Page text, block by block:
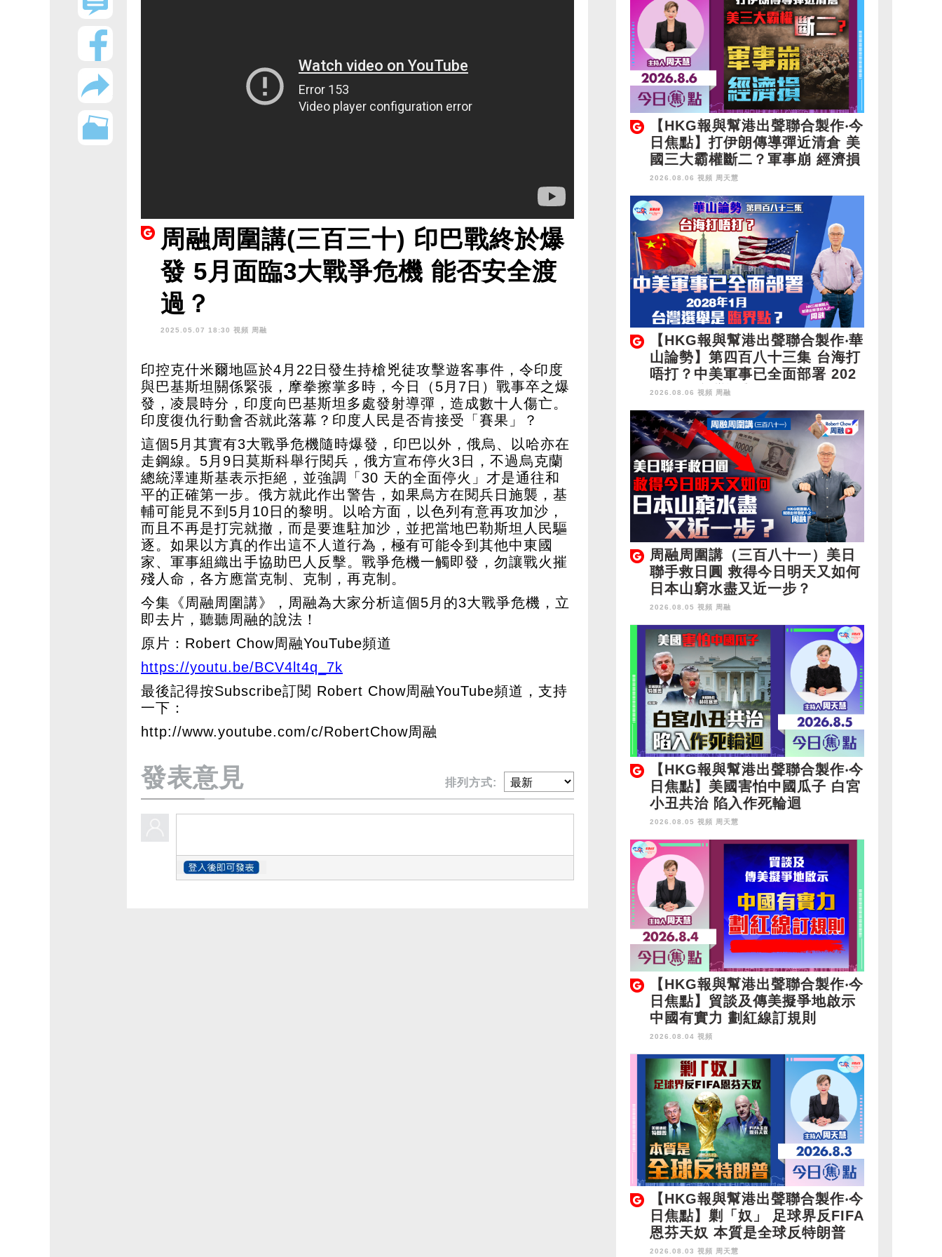
周融周圍講(三百三十) 印巴戰終於爆
發 5月面臨3大戰爭危機 能否安全渡
過？
2025.05.07 18:30 視頻 周融
印控克什米爾地區於4月22日發生持槍兇徒攻擊遊客事件，令印度
與巴基斯坦關係緊張，摩拳擦掌多時，今日（5月7日）戰事卒之爆
發，凌晨時分，印度向巴基斯坦多處發射導彈，造成數十人傷亡。
印度復仇行動會否就此落幕？印度人民是否肯接受「賽果」？
這個5月其實有3大戰爭危機隨時爆發，印巴以外，俄烏、以哈亦在
走鋼線。5月9日莫斯科舉行閱兵，俄方宣布停火3日，不過烏克蘭
總統澤連斯基表示拒絕，並強調「30 天的全面停火」才是通往和
平的正確第一步。俄方就此作出警告，如果烏方在閱兵日施襲，基
輔可能見不到5月10日的黎明。以哈方面，以色列有意再攻加沙，
而且不再是打完就撤，而是要進駐加沙，並把當地巴勒斯坦人民驅
逐。如果以方真的作出這不人道行為，極有可能令到其他中東國
家、軍事組織出手協助巴人反擊。戰爭危機一觸即發，勿讓戰火摧
殘人命，各方應當克制、克制，再克制。
今集《周融周圍講》，周融為大家分析這個5月的3大戰爭危機，立
即去片，聽聽周融的說法！
原片：Robert Chow周融YouTube頻道
https://youtu.be/BCV4lt4q_7k
最後記得按Subscribe訂閱 Robert Chow周融YouTube頻道，支持
一下：
http://www.youtube.com/c/RobertChow周融
發表意見 排列方式:
【HKG報與幫港出聲聯合製作‧今
日焦點】打伊朗傳導彈近清倉 美
國三大霸權斷二？軍事崩 經濟損
2026.08.06 視頻 周天慧
【HKG報與幫港出聲聯合製作‧華
山論勢】第四百八十三集 台海打
唔打？中美軍事已全面部署 202
8年1月台灣選舉是臨界點？
2026.08.06 視頻 周融
周融周圍講（三百八十一）美日
聯手救日圓 救得今日明天又如何
日本山窮水盡又近一步？
2026.08.05 視頻 周融
【HKG報與幫港出聲聯合製作‧今
日焦點】美國害怕中國瓜子 白宮
小丑共治 陷入作死輪迴
2026.08.05 視頻 周天慧
【HKG報與幫港出聲聯合製作‧今
日焦點】貿談及傳美擬爭地啟示
中國有實力 劃紅線訂規則
2026.08.04 視頻
【HKG報與幫港出聲聯合製作‧今
日焦點】剿「奴」 足球界反FIFA
恩芬天奴 本質是全球反特朗普
2026.08.03 視頻 周天慧